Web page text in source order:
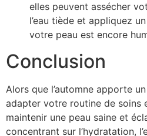
elles peuvent assécher
l’eau tiède et appliquez
votre peau est encore
Conclusion
Alors que l’automne apporte
adapter votre routine de soins
maintenir une peau saine et
concentrant sur l’hydratation,